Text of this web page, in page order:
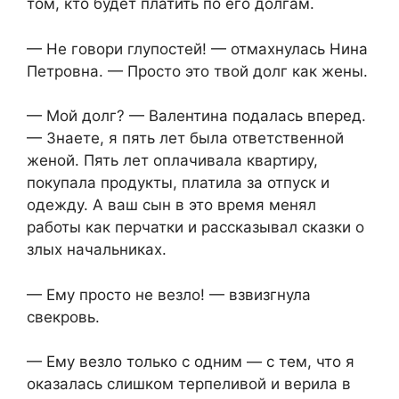
том, кто будет платить по его долгам.
— Не говори глупостей! — отмахнулась Нина
Петровна. — Просто это твой долг как жены.
— Мой долг? — Валентина подалась вперед.
— Знаете, я пять лет была ответственной
женой. Пять лет оплачивала квартиру,
покупала продукты, платила за отпуск и
одежду. А ваш сын в это время менял
работы как перчатки и рассказывал сказки о
злых начальниках.
— Ему просто не везло! — взвизгнула
свекровь.
— Ему везло только с одним — с тем, что я
оказалась слишком терпеливой и верила в